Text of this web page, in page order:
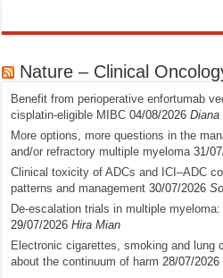
Nature – Clinical
Benefit from perioperative enfortumab
cisplatin-eligible MIBC 04/08/2026 Diana
More options, more questions in the
and/or refractory multiple myeloma 31/
Clinical toxicity of ADCs and ICI–ADC
patterns and management 30/07/2026
De-escalation trials in multiple
29/07/2026 Hira Mian
Electronic cigarettes, smoking and lung
about the continuum of harm 28/07/2026